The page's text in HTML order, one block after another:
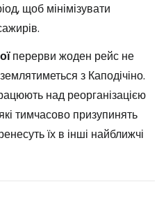
щоб мінімізувати
перерви жоден рейс не
з Каподічіно.
над реорганізацією
тимчасово призупинять
їх в інші найближчі